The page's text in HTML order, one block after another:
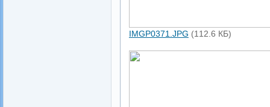
IMGP0371.JPG (112.6 КБ)